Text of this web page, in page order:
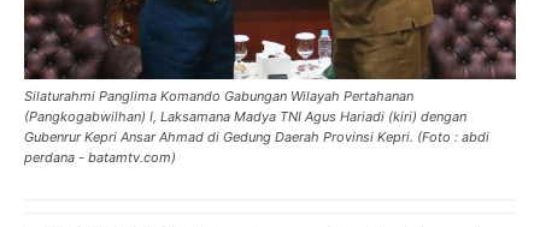
Silaturahmi Panglima Komando Gabungan Wilayah Pertahanan
(Pangkogabwilhan) I, Laksamana Madya TNI Agus Hariadi (kiri) dengan
Gubenrur Kepri Ansar Ahmad di Gedung Daerah Provinsi Kepri. (Foto : abdi
perdana - batamtv.com)